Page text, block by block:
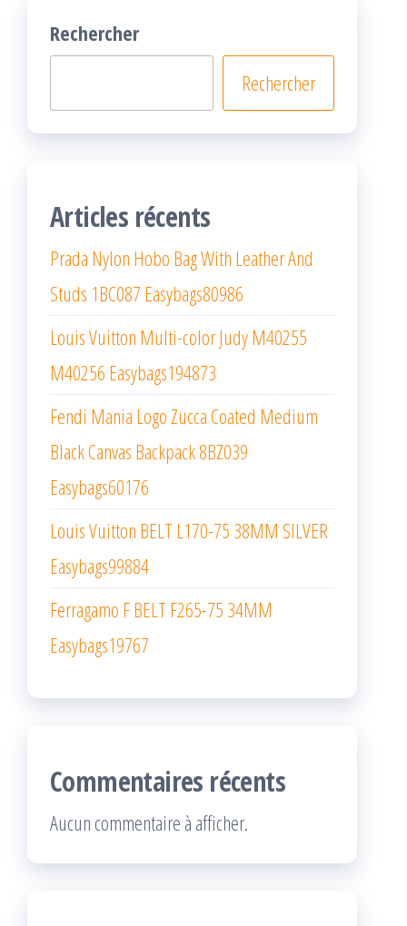
Rechercher
Rechercher
Articles récents
Prada Nylon Hobo Bag With Leather And
Studs 1BC087 Easybags80986
Louis Vuitton Multi-color Judy M40255
M40256 Easybags194873
Fendi Mania Logo Zucca Coated Medium
Black Canvas Backpack 8BZ039
Easybags60176
Louis Vuitton BELT L170-75 38MM SILVER
Easybags99884
Ferragamo F BELT F265-75 34MM
Easybags19767
Commentaires récents
Aucun commentaire à afficher.